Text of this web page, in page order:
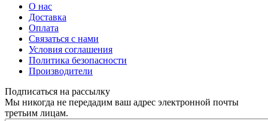
О нас
Доставка
Оплата
Связаться с нами
Условия соглашения
Политика безопасности
Производители
Подписаться на рассылку
Мы никогда не передадим ваш адрес электронной почты
третьим лицам.